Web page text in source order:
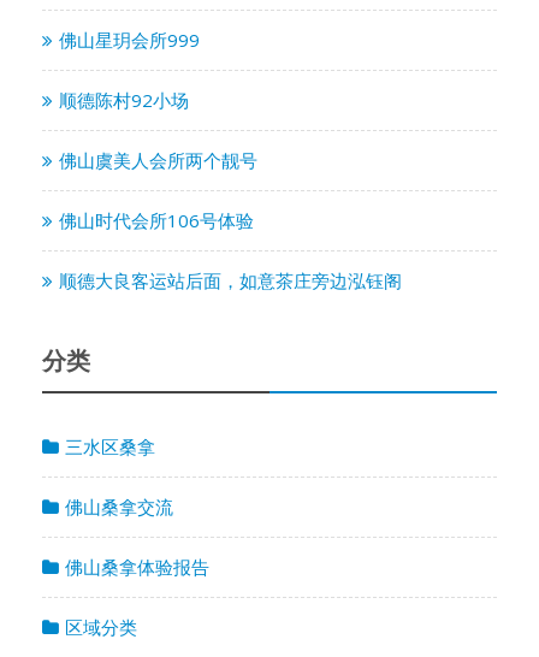
佛山星玥会所999
顺德陈村92小场
佛山虞美人会所两个靓号
佛山时代会所106号体验
顺德大良客运站后面，如意茶庄旁边泓钰阁
分类
三水区桑拿
佛山桑拿交流
佛山桑拿体验报告
区域分类